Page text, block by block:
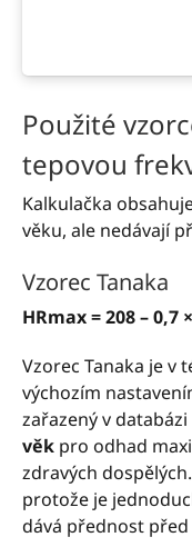
Použité
tepovou
Kalkulačka
věku, ale nedávají
Vzorec Tanaka
HRmax = 208 – 0,7
Vzorec Tanaka je v
výchozím
zařazený v databázi
věk pro odhad
zdravých
protože je
dává přednost